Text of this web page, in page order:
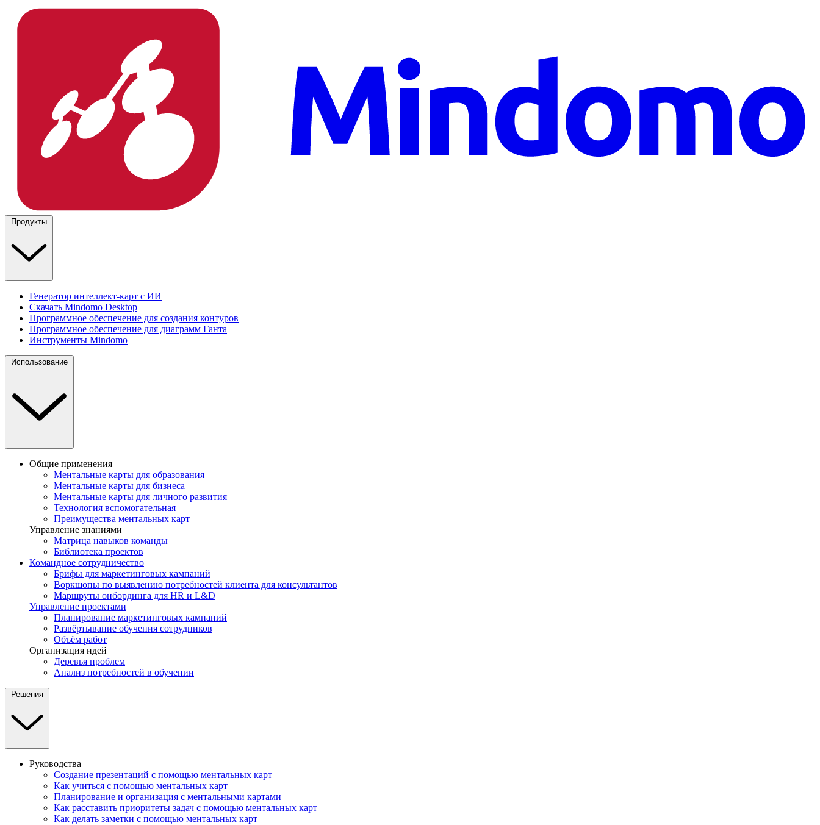
Продукты
Генератор интеллект-карт с ИИ
Скачать Mindomo Desktop
Программное обеспечение для создания контуров
Программное обеспечение для диаграмм Ганта
Инструменты Mindomo
Использование
Общие применения
Ментальные карты для образования
Ментальные карты для бизнеса
Ментальные карты для личного развития
Технология вспомогательная
Преимущества ментальных карт
Управление знаниями
Матрица навыков команды
Библиотека проектов
Командное сотрудничество
Брифы для маркетинговых кампаний
Воркшопы по выявлению потребностей клиента для консультантов
Маршруты онбординга для HR и L&D
Управление проектами
Планирование маркетинговых кампаний
Развёртывание обучения сотрудников
Объём работ
Организация идей
Деревья проблем
Анализ потребностей в обучении
Решения
Руководства
Создание презентаций с помощью ментальных карт
Как учиться с помощью ментальных карт
Планирование и организация с ментальными картами
Как расставить приоритеты задач с помощью ментальных карт
Как делать заметки с помощью ментальных карт